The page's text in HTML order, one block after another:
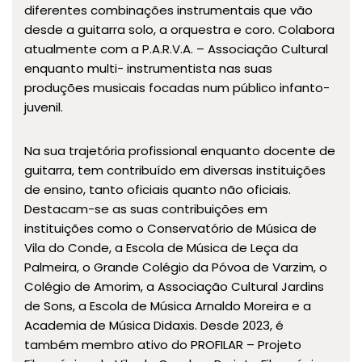
diferentes combinações instrumentais que vão
desde a guitarra solo, a orquestra e coro. Colabora
atualmente com a P.A.R.V.A. – Associação Cultural
enquanto multi- instrumentista nas suas
produções musicais focadas num público infanto-
juvenil.
Na sua trajetória profissional enquanto docente de
guitarra, tem contribuído em diversas instituições
de ensino, tanto oficiais quanto não oficiais.
Destacam-se as suas contribuições em
instituições como o Conservatório de Música de
Vila do Conde, a Escola de Música de Leça da
Palmeira, o Grande Colégio da Póvoa de Varzim, o
Colégio de Amorim, a Associação Cultural Jardins
de Sons, a Escola de Música Arnaldo Moreira e a
Academia de Música Didaxis. Desde 2023, é
também membro ativo do PROFILAR – Projeto